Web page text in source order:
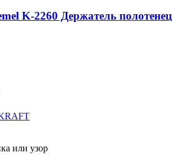
K-2260 Держатель полотенец
или узор